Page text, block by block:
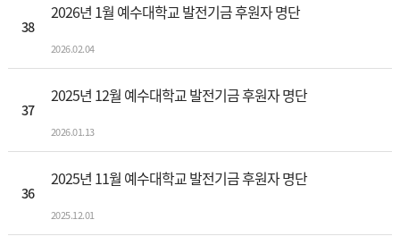
38
2026년 1월 예수대학교 발전기금 후원자 명단
2026.02.04
37
2025년 12월 예수대학교 발전기금 후원자 명단
2026.01.13
36
2025년 11월 예수대학교 발전기금 후원자 명단
2025.12.01